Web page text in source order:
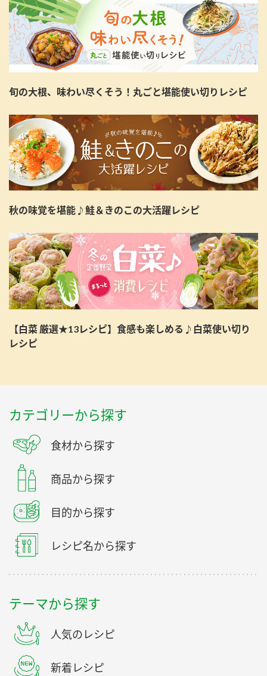
旬の大根、味わい尽くそう！丸ごと堪能使い切りレシピ
秋の味覚を堪能♪鮭＆きのこの大活躍レシピ
【白菜 厳選★13レシピ】食感も楽しめる♪白菜使い切り
レシピ
カテゴリーから探す
食材から探す
商品から探す
目的から探す
レシピ名から探す
テーマから探す
人気のレシピ
新着レシピ